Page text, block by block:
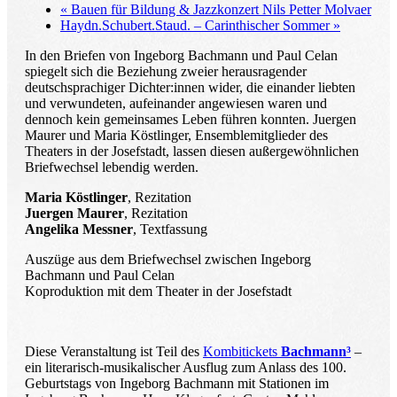
« Bauen für Bildung & Jazzkonzert Nils Petter Molvaer
Haydn.Schubert.Staud. – Carinthischer Sommer»
In den Briefen von Ingeborg Bachmann und Paul Celan
spiegelt sich die Beziehung zweier herausragender
deutschsprachiger Dichter:innen wider, die einander liebten
und verwundeten, aufeinander angewiesen waren und
dennoch kein gemeinsames Leben führen konnten. Juergen
Maurer und Maria Köstlinger, Ensemblemitglieder des
Theaters in der Josefstadt, lassen diesen außergewöhnlichen
Briefwechsel lebendig werden.
Maria Köstlinger, Rezitation
Juergen Maurer, Rezitation
Angelika Messner, Textfassung
Auszüge aus dem Briefwechsel zwischen Ingeborg
Bachmann und Paul Celan
Koproduktion mit dem Theater in der Josefstadt
Diese Veranstaltung ist Teil des Kombitickets Bachmann³ –
ein literarisch-musikalischer Ausflug zum Anlass des 100.
Geburtstags von Ingeborg Bachmann mit Stationen im